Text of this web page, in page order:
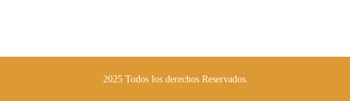
2025 Todos los derechos Reservados.